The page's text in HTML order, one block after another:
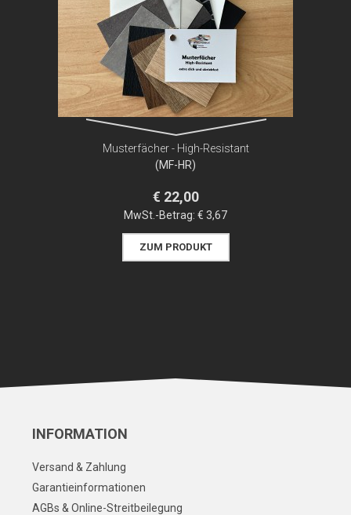
Musterfächer - High-Resistant
(MF-HR)
€ 22,00
MwSt.-Betrag: € 3,67
ZUM PRODUKT
INFORMATION
Versand & Zahlung
Garantieinformationen
AGBs & Online-Streitbeilegung